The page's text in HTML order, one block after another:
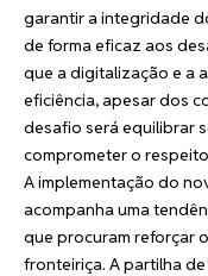
garantir a integridade
de forma eficaz aos
que a digitalização e a
eficiência, apesar dos
desafio será equilibrar
comprometer o
A implementação do
acompanha uma
que procuram reforçar
fronteiriça. A partilha